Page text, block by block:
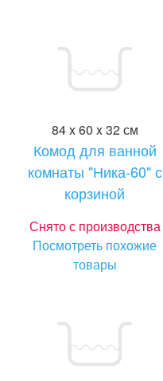
84 x 60 x 32 см
Комод для ванной
комнаты "Ника-60" с
корзиной
Снято с производства
Посмотреть похожие
товары